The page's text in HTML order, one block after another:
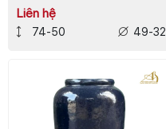
Liên hệ
74-50 49-32